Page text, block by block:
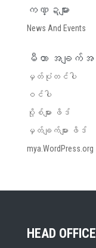
ကဏ္ဍများ
News And Events
မီတာ အချက်
မှတ်ပုံတင်ပါ
ဝင်ပါ
ပို့စ်များ ဖိဒ်
မှတ်ချက်များ ဖိဒ်
mya.WordPress.org
HEAD OFFICE